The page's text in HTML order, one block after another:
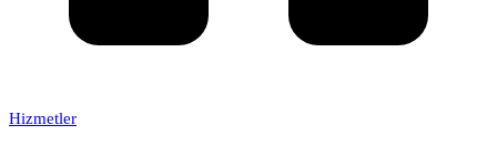
Hizmetler